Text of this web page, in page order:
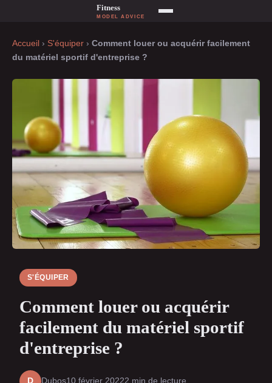
Accueil › S'équiper › Comment louer ou acquérir facilement
du matériel sportif d'entreprise ?
S'ÉQUIPER
Comment louer ou acquérir
facilement du matériel sportif
d'entreprise ?
D Dubos10 février 20222 min de lecture